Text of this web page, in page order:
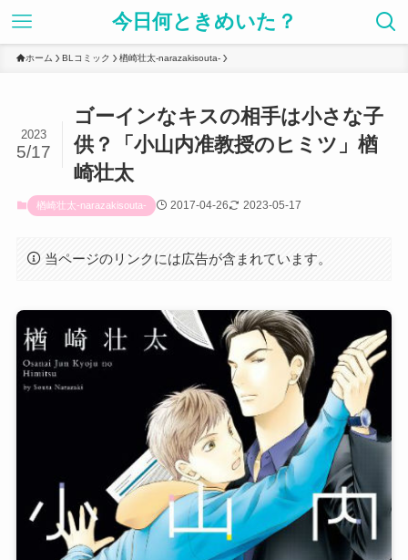
今日何ときめいた？
ホーム BLコミック 楢崎壮太-narazakisouta-
ゴーインなキスの相手は小さな子
供？「小山内准教授のヒミツ」楢
崎壮太
2023
5/17
楢崎壮太-narazakisouta- 2017-04-26 2023-05-17
当ページのリンクには広告が含まれています。